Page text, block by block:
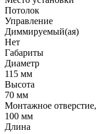
Потолок
Управление
Диммируемый(ая)
Нет
Габариты
Диаметр
115 мм
Высота
70 мм
Монтажное
100 мм
Длина